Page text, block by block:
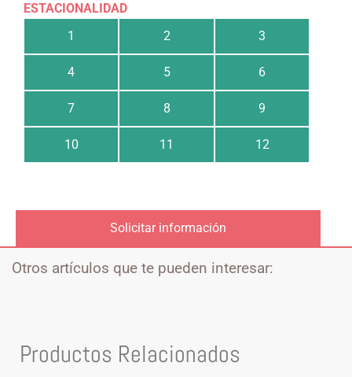
ESTACIONALIDAD
1
2 3
4 5 6
7 8 9
10 11 12
Solicitar información
Otros artículos que te pueden interesar:
Productos Relacionados